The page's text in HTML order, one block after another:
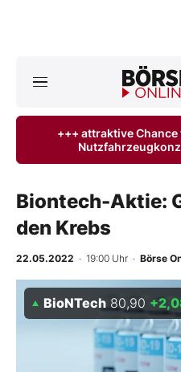
ktuelle Ausgabe
Finanz-Check
BO-Musterdepots
+++ attraktive
Biontech-Aktie:
den Krebs
22.05.2022 · 19:00 Uhr · Börse
BioNTech 80,90